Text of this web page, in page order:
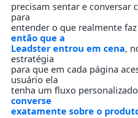
precisam sentar e conversar
para
entender o que realmente
então que a
Leadster entrou em cena,
estratégia
para que em cada página
usuário ela
tenha um fluxo
converse
exatamente sobre o